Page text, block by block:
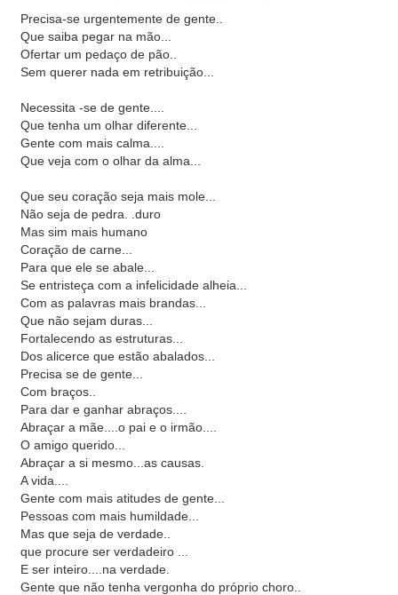
Precisa-se urgentemente de gente..
Que saiba pegar na mão...
Ofertar um pedaço de pão..
Sem querer nada em retribuição...
Necessita -se de gente....
Que tenha um olhar diferente...
Gente com mais calma....
Que veja com o olhar da alma...
Que seu coração seja mais mole...
Não seja de pedra. .duro
Mas sim mais humano
Coração de carne...
Para que ele se abale...
Se entristeça com a infelicidade alheia...
Com as palavras mais brandas...
Que não sejam duras...
Fortalecendo as estruturas...
Dos alicerce que estão abalados...
Precisa se de gente...
Com braços..
Para dar e ganhar abraços....
Abraçar a mãe....o pai e o irmão....
O amigo querido...
Abraçar a si mesmo...as causas.
A vida....
Gente com mais atitudes de gente...
Pessoas com mais humildade...
Mas que seja de verdade..
que procure ser verdadeiro ...
E ser inteiro....na verdade.
Gente que não tenha vergonha do próprio choro..